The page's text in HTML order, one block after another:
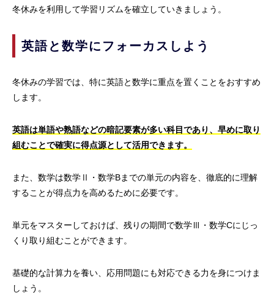
冬休みを利用して学習リズムを確立していきましょう。
英語と数学にフォーカスしよう
冬休みの学習では、特に英語と数学に重点を置くことをおすすめ
します。
英語は単語や熟語などの暗記要素が多い科目であり、早めに取り
組むことで確実に得点源として活用できます。
また、数学は数学Ⅱ・数学Bまでの単元の内容を、徹底的に理解
することが得点力を高めるために必要です。
単元をマスターしておけば、残りの期間で数学Ⅲ・数学Cにじっ
くり取り組むことができます。
基礎的な計算力を養い、応用問題にも対応できる力を身につけま
しょう。